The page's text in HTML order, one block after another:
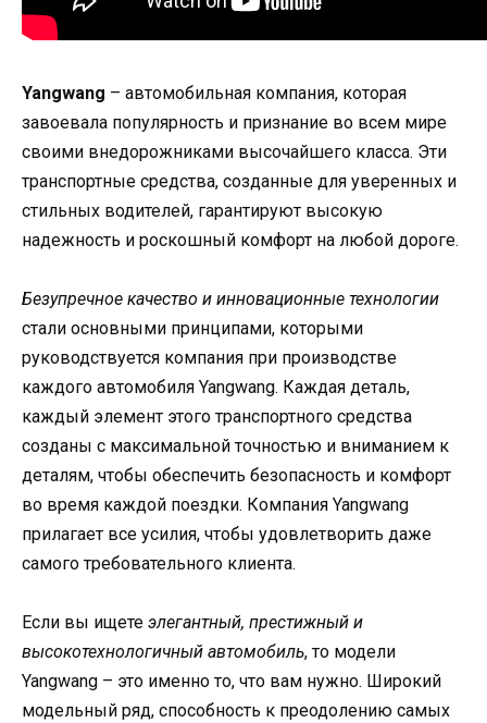
Yangwang – автомобильная компания, которая
завоевала популярность и признание во всем мире
своими внедорожниками высочайшего класса. Эти
транспортные средства, созданные для уверенных и
стильных водителей, гарантируют высокую
надежность и роскошный комфорт на любой дороге.
Безупречное качество и инновационные технологии
стали основными принципами, которыми
руководствуется компания при производстве
каждого автомобиля Yangwang. Каждая деталь,
каждый элемент этого транспортного средства
созданы с максимальной точностью и вниманием к
деталям, чтобы обеспечить безопасность и комфорт
во время каждой поездки. Компания Yangwang
прилагает все усилия, чтобы удовлетворить даже
самого требовательного клиента.
Если вы ищете элегантный, престижный и
высокотехнологичный автомобиль, то модели
Yangwang – это именно то, что вам нужно. Широкий
модельный ряд, способность к преодолению самых